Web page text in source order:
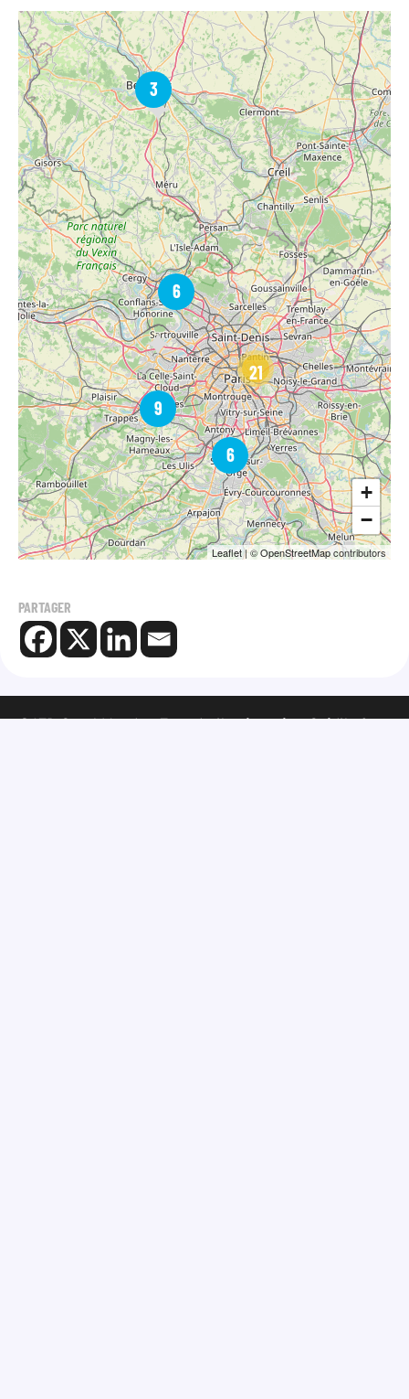
3
6
9
6
21
+
−
Leaflet| ©OpenStreetMapcontributors
PARTAGER